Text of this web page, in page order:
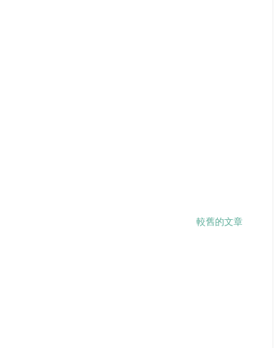
較舊的文章